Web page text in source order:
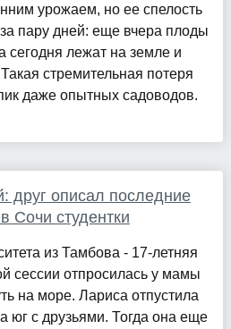
урожаем, но ее спелость
за пару дней: еще вчера плоды
сегодня лежат на земле и
стремительная потеря
даже опытных садоводов.
друг описал последние
Сочи студентки
из Тамбова - 17-летняя
сессии отпросилась у мамы
на море. Лариса отпустила
юг с друзьями. Тогда она еще